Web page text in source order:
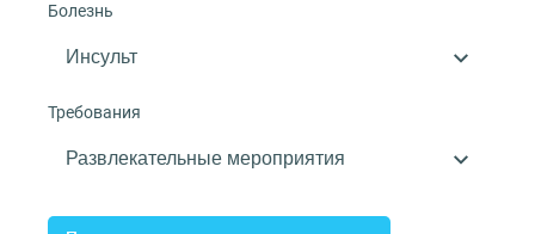
Болезнь
Требования